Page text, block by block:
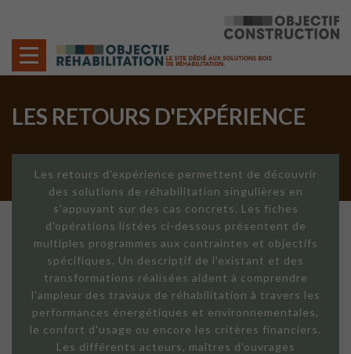
LES RETOURS D'EXPÉRIENCE
Les retours d'expérience permettent de découvrir
des solutions de réhabilitation singulières en
s'appuyant sur des cas concrets. Les fiches
d'opérations listées ci-dessous présentent de
multiples programmes aux contraintes et objectifs
spécifiques. Un descriptif de l'existant et des
transformations réalisées aident à comprendre
l'ampleur des travaux de réhabilitation à travers les
performances énergétiques et environnementales,
le confort d'usage ou encore les critères financiers.
Les différents acteurs, maîtres d'ouvrages